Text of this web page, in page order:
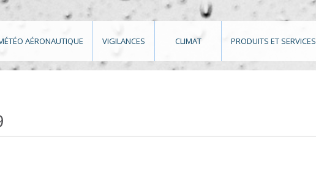
AÉRONAUTIQUE VIGILANCES CLIMAT PRODUITS ET SERVICES